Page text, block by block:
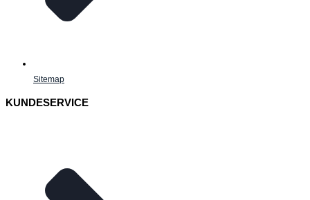
Sitemap
KUNDESERVICE